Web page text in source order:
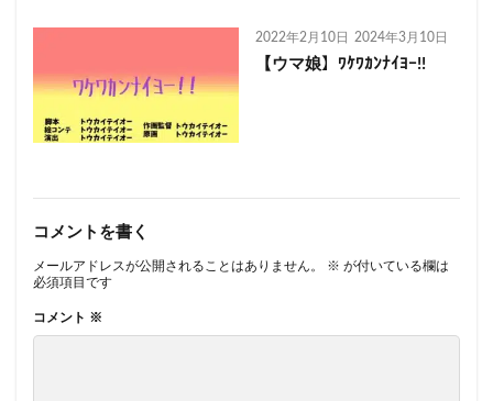
2022年2月10日 2024年3月10日
【ウマ娘】ﾜｹﾜｶﾝﾅｲﾖｰ!!
コメントを書く
メールアドレスが公開されることはありません。 ※ が付いている欄は
必須項目です
コメント ※